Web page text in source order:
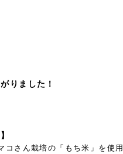
りました！
コさん栽培の「もち米」を使用